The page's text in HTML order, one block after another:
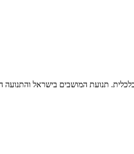
תנועת המושבים בישראל והתנועה